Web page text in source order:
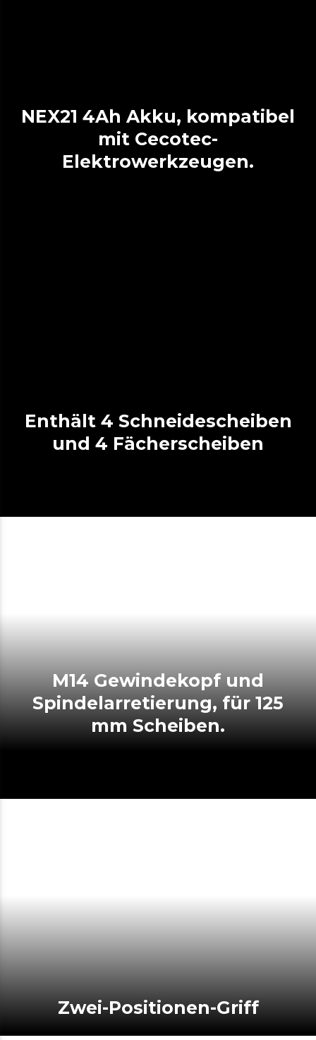
NEX21 4Ah Akku, kompatibel
mit Cecotec-
Elektrowerkzeugen.
Enthält 4 Schneidescheiben
und 4 Fächerscheiben
M14 Gewindekopf und
Spindelarretierung, für 125
mm Scheiben.
Zwei-Positionen-Griff